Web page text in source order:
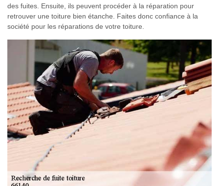
des fuites. Ensuite, ils peuvent procéder à la réparation pour
retrouver une toiture bien étanche. Faites donc confiance à la
société pour les réparations de votre toiture.